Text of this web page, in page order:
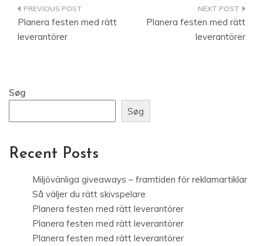
Indlægsnavigation
Planera festen med rätt
leverantörer
Planera festen med rätt
leverantörer
Søg
Søg
Recent Posts
Miljövänliga giveaways – framtiden för reklamartiklar
Så väljer du rätt skivspelare
Planera festen med rätt leverantörer
Planera festen med rätt leverantörer
Planera festen med rätt leverantörer